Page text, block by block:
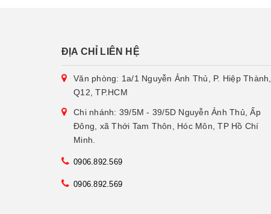
ĐỊA CHỈ LIÊN HỆ
Văn phòng: 1a/1 Nguyễn Ảnh Thủ, P. Hiệp Thành,
Q12, TP.HCM
Chi nhánh: 39/5M - 39/5D Nguyễn Ảnh Thủ, Ấp
Đông, xã Thới Tam Thôn, Hóc Môn, TP Hồ Chí
Minh.
0906.892.569
0906.892.569